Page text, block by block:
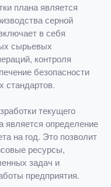
плана является
серной
в себя
сырьевых
контроля
безопасности
стандартов.
текущего
является определение
на год. Это позволит
ресурсы,
задач и
предприятия.